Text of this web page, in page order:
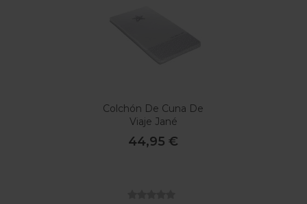
Colchón De Cuna De
Viaje Jané
44,95 €